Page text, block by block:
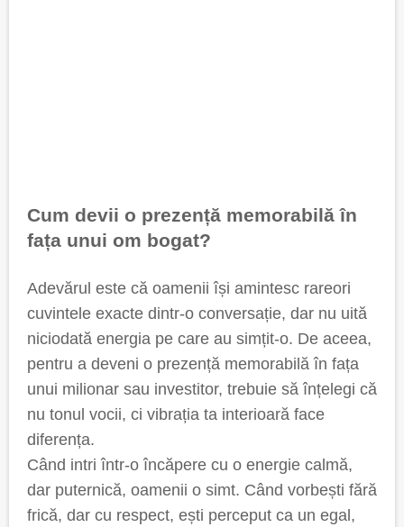
Cum devii o prezență memorabilă în
fața unui om bogat?
Adevărul este că oamenii își amintesc rareori
cuvintele exacte dintr-o conversație, dar nu uită
niciodată energia pe care au simțit-o. De aceea,
pentru a deveni o prezență memorabilă în fața
unui milionar sau investitor, trebuie să înțelegi că
nu tonul vocii, ci vibrația ta interioară face
diferența.
Când intri într-o încăpere cu o energie calmă,
dar puternică, oamenii o simt. Când vorbești fără
frică, dar cu respect, ești perceput ca un egal,